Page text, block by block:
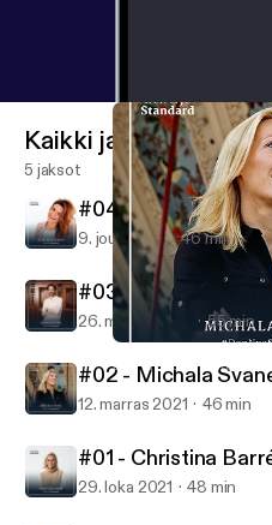
Den Nye Standard
Kaikki jaksot
5 jaksot
#04 - Ditte Julie
9. joulu 2021 46 min
#03 - Nikolaj
26. marras 2021 55 min
#02 - Michala
12. marras 2021 46 min
#01 - Christina
29. loka 2021 48 min